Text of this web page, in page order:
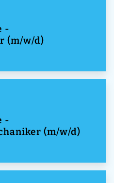
-
(m/w/d)
-
(m/w/d)